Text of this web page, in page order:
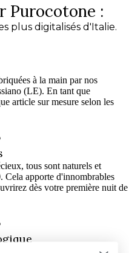
Purocotone :
plus digitalisés d'Italie.
à la main par nos
(LE). En tant que
article sur mesure selon les
tous sont naturels et
apporte d'innombrables
dès votre première nuit de